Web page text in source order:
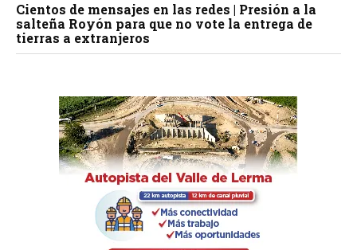
Cientos de mensajes en las redes | Presión a la
salteña Royón para que no vote la entrega de
tierras a extranjeros